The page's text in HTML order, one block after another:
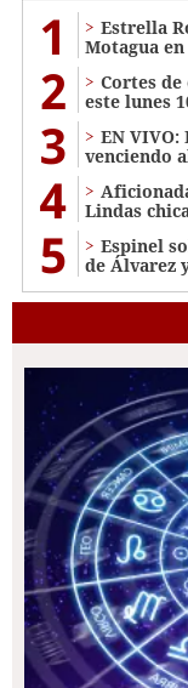
1
Estrella
Motagua
2
Cortes
este lunes
3
EN
venciendo
4
Lindas
5
Espinel
de Álvarez